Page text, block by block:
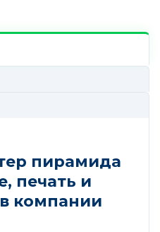
пирамида
печать и
компании